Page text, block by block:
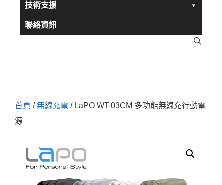
技術支援
聯絡資訊
首頁 /無線充電 / LaPO WT-03CM 多功能無線充行動電
源